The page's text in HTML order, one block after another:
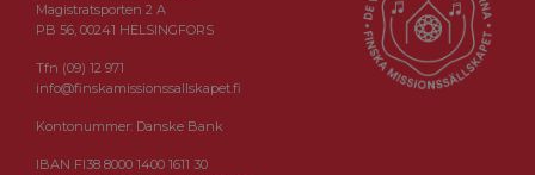
Magistratsporten 2 A
PB 56, 00241 HELSINGFORS
Tfn (09) 12 971
info@finskamissionssallskapet.fi
Kontonummer: Danske Bank
IBAN FI38 8000 1400 1611 30